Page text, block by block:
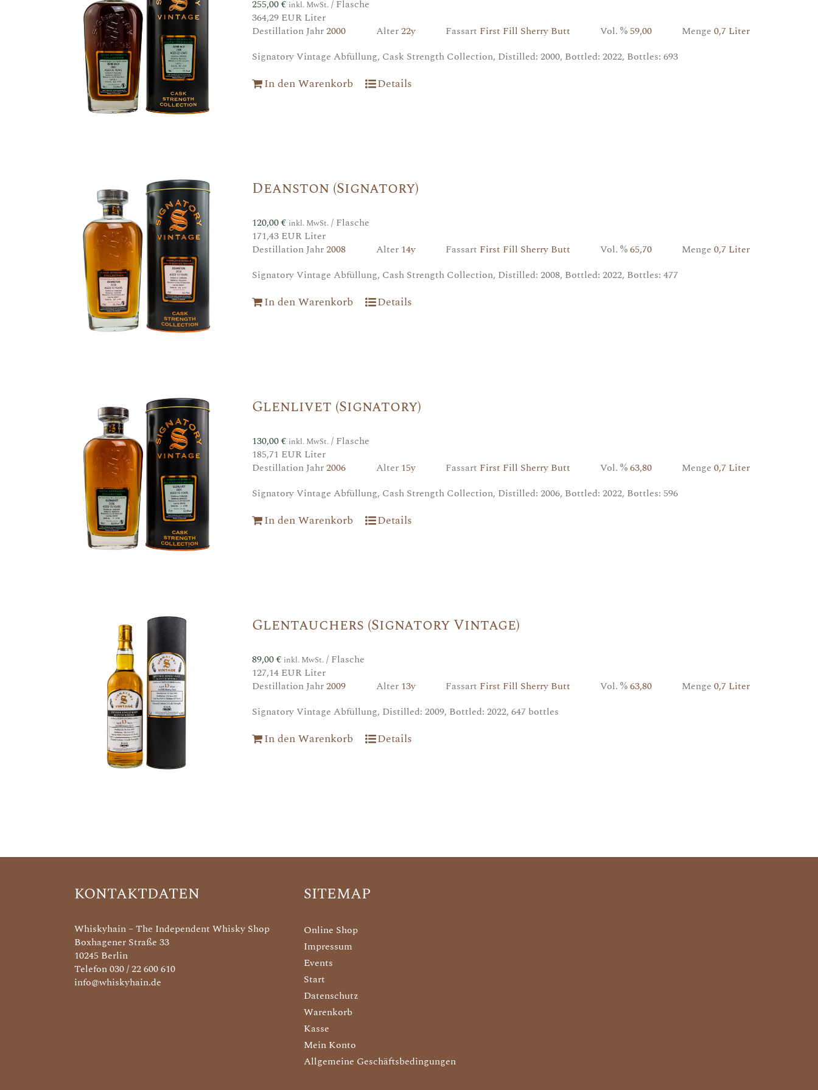
255,00€ inkl. MwSt. / Flasche
364,29 EUR Liter
Destillation Jahr2000 Alter22y Fassart First Fill Sherry Butt Vol. % 59,00 Menge 0,7 Liter
Signatory Vintage Abfüllung, Cask Strength Collection, Distilled: 2000, Bottled: 2022, Bottles: 693
In den Warenkorb Details
Deanston (Signatory)
120,00€ inkl. MwSt. / Flasche
171,43 EUR Liter
Destillation Jahr2008 Alter 14y Fassart First Fill Sherry Butt Vol. %65,70 Menge 0,7 Liter
Signatory Vintage Abfüllung, Cash Strength Collection, Distilled: 2008, Bottled: 2022, Bottles: 477
In den Warenkorb Details
Glenlivet (Signatory)
130,00€ inkl. MwSt. / Flasche
185,71 EUR Liter
Destillation Jahr2006 Alter 15y Fassart First Fill Sherry Butt Vol. %63,80 Menge 0,7 Liter
Signatory Vintage Abfüllung, Cash Strength Collection, Distilled: 2006, Bottled: 2022, Bottles: 596
In den Warenkorb Details
Glentauchers (Signatory Vintage)
89,00€ inkl. MwSt. / Flasche
127,14 EUR Liter
Destillation Jahr2009 Alter 13y Fassart First Fill Sherry Butt Vol. %63,80 Menge 0,7 Liter
Signatory Vintage Abfüllung, Distilled: 2009, Bottled: 2022, 647 bottles
In den Warenkorb Details
KONTAKTDATEN
Whiskyhain – The Independent Whisky Shop
Boxhagener Straße 33
10245 Berlin
Telefon 030 / 22 600 610
info@whiskyhain.de
SITEMAP
Online Shop
Impressum
Events
Start
Datenschutz
Warenkorb
Kasse
Mein Konto
Allgemeine Geschäftsbedingungen